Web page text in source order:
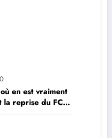
0
en est vraiment
la reprise du FC